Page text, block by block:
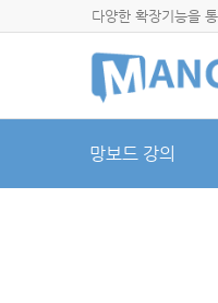
다양한 확장기능을
망보드 강의